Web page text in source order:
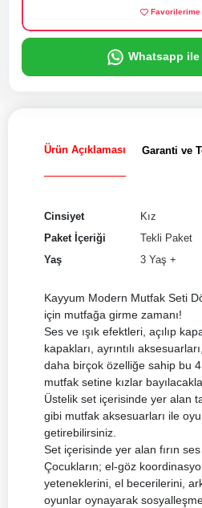
Favorilerime
Whatsapp
Ürün Açıklaması Garanti ve
Cinsiyet
Kız
Paket İçeriği
Tekli Paket
Yaş
3 Yaş +
Kayyum Modern Mutfak Seti
için mutfağa girme zamanı!
Ses ve ışık efektleri, açılıp
kapakları, ayrıntılı
daha birçok özelliğe sahip bu
mutfak setine kızlar
Üstelik set içerisinde yer alan
gibi mutfak aksesuarları ile
getirebilirsiniz.
Set içerisinde yer alan fırın ses
Çocukların; el-göz
yeteneklerini, el becerilerini,
oyunlar oynayarak